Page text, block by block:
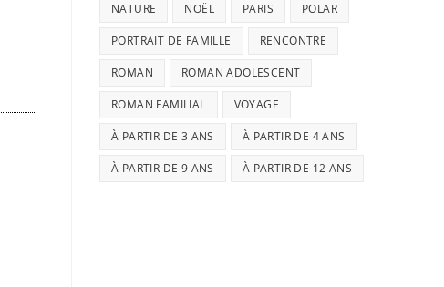
NATURE NOËL PARIS POLAR
PORTRAIT DE FAMILLE RENCONTRE
ROMAN ROMAN ADOLESCENT
ROMAN FAMILIAL VOYAGE
À PARTIR DE 3 ANS À PARTIR DE 4 ANS
À PARTIR DE 9 ANS À PARTIR DE 12 ANS